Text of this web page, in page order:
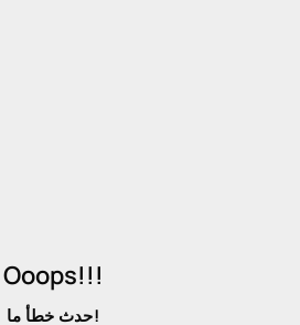
Ooops!!!
حدث خطأ ما!